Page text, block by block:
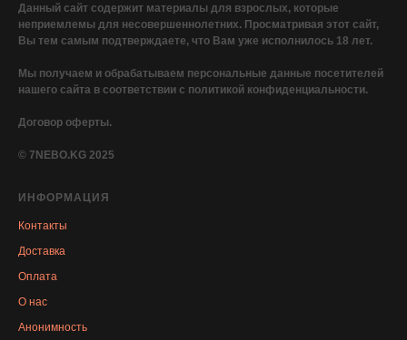
Данный сайт содержит материалы для взрослых, которые
неприемлемы для несовершеннолетних. Просматривая этот сайт,
Вы тем самым подтверждаете, что Вам уже исполнилось 18 лет.
Мы получаем и обрабатываем персональные данные посетителей
нашего сайта в соответствии с политикой конфиденциальности.
Договор оферты.
© 7NEBO.KG 2025
ИНФОРМАЦИЯ
Контакты
Доставка
Оплата
О нас
Анонимность